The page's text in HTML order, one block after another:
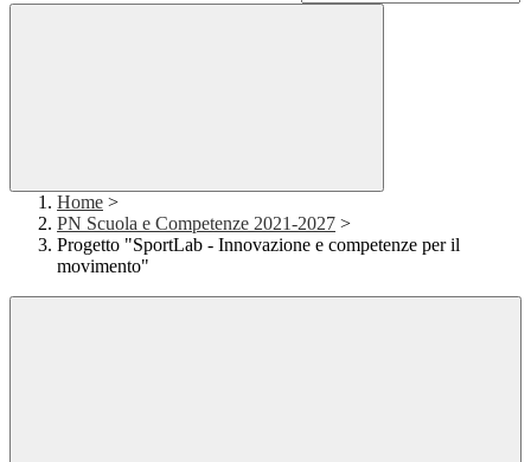
Home >
PN Scuola e Competenze 2021-2027 >
Progetto "SportLab - Innovazione e competenze per il
movimento"